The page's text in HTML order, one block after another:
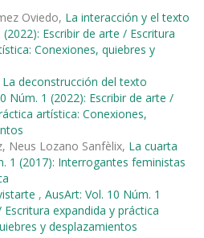
Oviedo, La interacción y el texto
Escribir de arte / Escritura
Conexiones, quiebres y
La deconstrucción del texto
Núm. 1 (2022): Escribir de arte /
artística: Conexiones,
Neus Lozano Sanfèlix, La cuarta
1 (2017): Interrogantes feministas
, AusArt: Vol. 10 Núm. 1
expandida y práctica
y desplazamientos